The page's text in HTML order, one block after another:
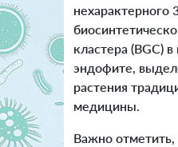
нехарактерного
кластера (BGC)
эндофите,
растения
медицины.
Важно